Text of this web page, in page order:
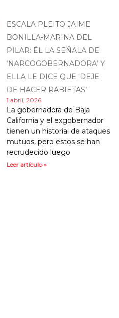
ESCALA PLEITO JAIME
BONILLA-MARINA DEL
PILAR: ÉL LA SEÑALA DE
‘NARCOGOBERNADORA’ Y
ELLA LE DICE QUE ‘DEJE
DE HACER RABIETAS’
1 abril, 2026
La gobernadora de Baja
California y el exgobernador
tienen un historial de ataques
mutuos, pero estos se han
recrudecido luego
Leer artículo »